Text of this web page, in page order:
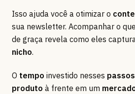
Isso ajuda você a otimizar o
sua newsletter. Acompanhar o
de graça revela como eles
nicho.
O tempo investido nesses passos
produto à frente em um